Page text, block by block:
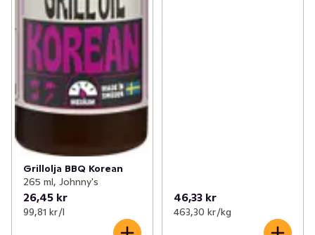
Grillolja BBQ Korean
265 ml, Johnny's
26,45 kr
99,81 kr /l
46,33 kr
463,30 kr /kg